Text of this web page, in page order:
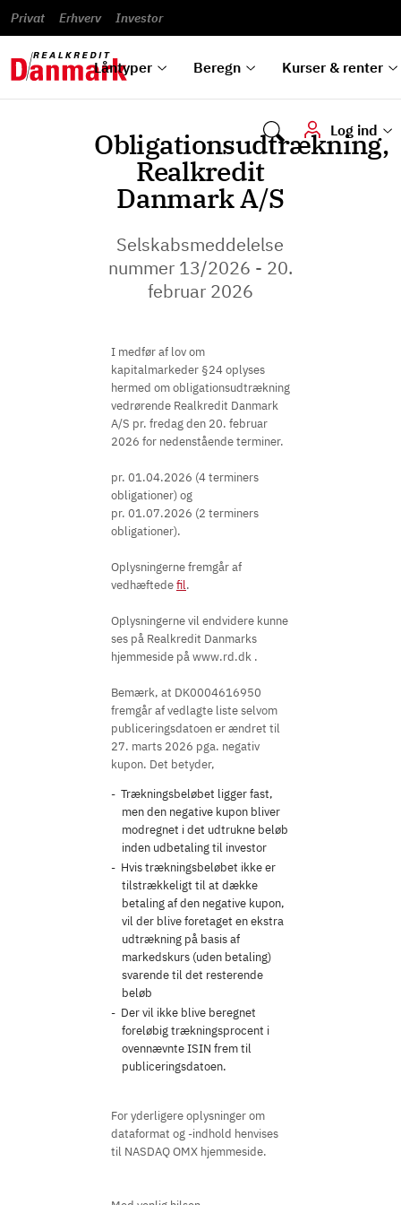
Privat Erhverv Investor
Låntyper Beregn Kurser & renter
Log ind
til bolig
Alle
låntyper
omlægning
Se alle
beregnere
Renteprognose
Bestil
kursovervågning
rentetilpasning
vilkår
Blanketter
Samarbejdspartnere
guides
hvad
vi kan
tilbyde
Obligationsudtrækning,
Realkredit
Danmark A/S
Selskabsmeddelelse
nummer 13/2026 - 20.
februar 2026
I medfør af lov om
kapitalmarkeder §24 oplyses
hermed om obligationsudtrækning
vedrørende Realkredit Danmark
A/S pr. fredag den 20. februar
2026 for nedenstående terminer.
pr. 01.04.2026 (4 terminers
obligationer) og
pr. 01.07.2026 (2 terminers
obligationer).
Oplysningerne fremgår af
vedhæftedefil.
Oplysningerne vil endvidere kunne
ses på Realkredit Danmarks
hjemmeside på www.rd.dk .
Bemærk, at DK0004616950
fremgår af vedlagte liste selvom
publiceringsdatoen er ændret til
27. marts 2026 pga. negativ
kupon. Det betyder,
Trækningsbeløbet ligger fast,
men den negative kupon bliver
modregnet i det udtrukne beløb
inden udbetaling til investor
Hvis trækningsbeløbet ikke er
tilstrækkeligt til at dække
betaling af den negative kupon,
vil der blive foretaget en ekstra
udtrækning på basis af
markedskurs (uden betaling)
svarende til det resterende
beløb
Der vil ikke blive beregnet
foreløbig trækningsprocent i
ovennævnte ISIN frem til
publiceringsdatoen.
For yderligere oplysninger om
dataformat og -indhold henvises
til NASDAQ OMX hjemmeside.